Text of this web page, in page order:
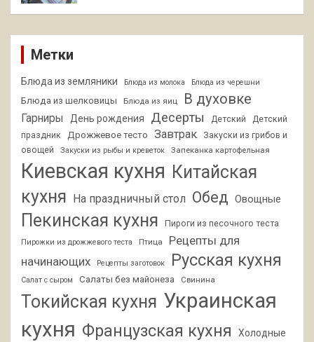
Метки
Блюда из земляники Блюда из молока Блюда из черешни
Блюда из шелковицы Блюда из яиц В духовке
Гарниры День рождения Десерты Детский
Детский
праздник
Дрожжевое тесто Завтрак
Закуски из грибов и
овощей
Закуски из рыбы и креветок Запеканка картофельная
Киевская кухня Китайская
кухня На праздничный стол Обед Овощные
Пекинская кухня Пироги из песочного теста
Пирожки из дрожжевого теста Птица
Рецепты для
начинающих
Рецепты заготовок Русская кухня
Салат с сыром Салаты без майонеза Свинина
Токийская кухня Украинская
кухня Французская кухня
Холодные